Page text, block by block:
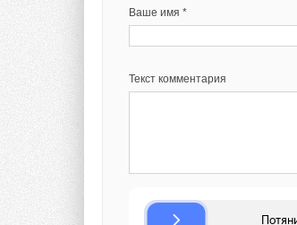
Ваше имя *
Текст комментария